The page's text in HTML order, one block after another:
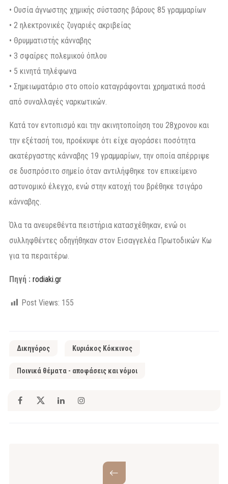
• Ουσία άγνωστης χημικής σύστασης βάρους 85 γραμμαρίων
• 2 ηλεκτρονικές ζυγαριές ακριβείας
• Θρυμματιστής κάνναβης
• 3 σφαίρες πολεμικού όπλου
• 5 κινητά τηλέφωνα
• Σημειωματάριο στο οποίο καταγράφονται χρηματικά ποσά
από συναλλαγές ναρκωτικών.
Κατά τον εντοπισμό και την ακινητοποίηση του 28χρονου και
την εξέτασή του, προέκυψε ότι είχε αγοράσει ποσότητα
ακατέργαστης κάνναβης 19 γραμμαρίων, την οποία απέρριψε
σε δυσπρόσιτο σημείο όταν αντιλήφθηκε τον επικείμενο
αστυνομικό έλεγχο, ενώ στην κατοχή του βρέθηκε τσιγάρο
κάνναβης.
Όλα τα ανευρεθέντα πειστήρια κατασχέθηκαν, ενώ οι
συλληφθέντες οδηγήθηκαν στον Εισαγγελέα Πρωτοδικών Κω
για τα περαιτέρω.
Πηγή : rodiaki.gr
Post Views: 155
Δικηγόρος Κυριάκος Κόκκινος
Ποινικά θέματα - αποφάσεις και νόμοι